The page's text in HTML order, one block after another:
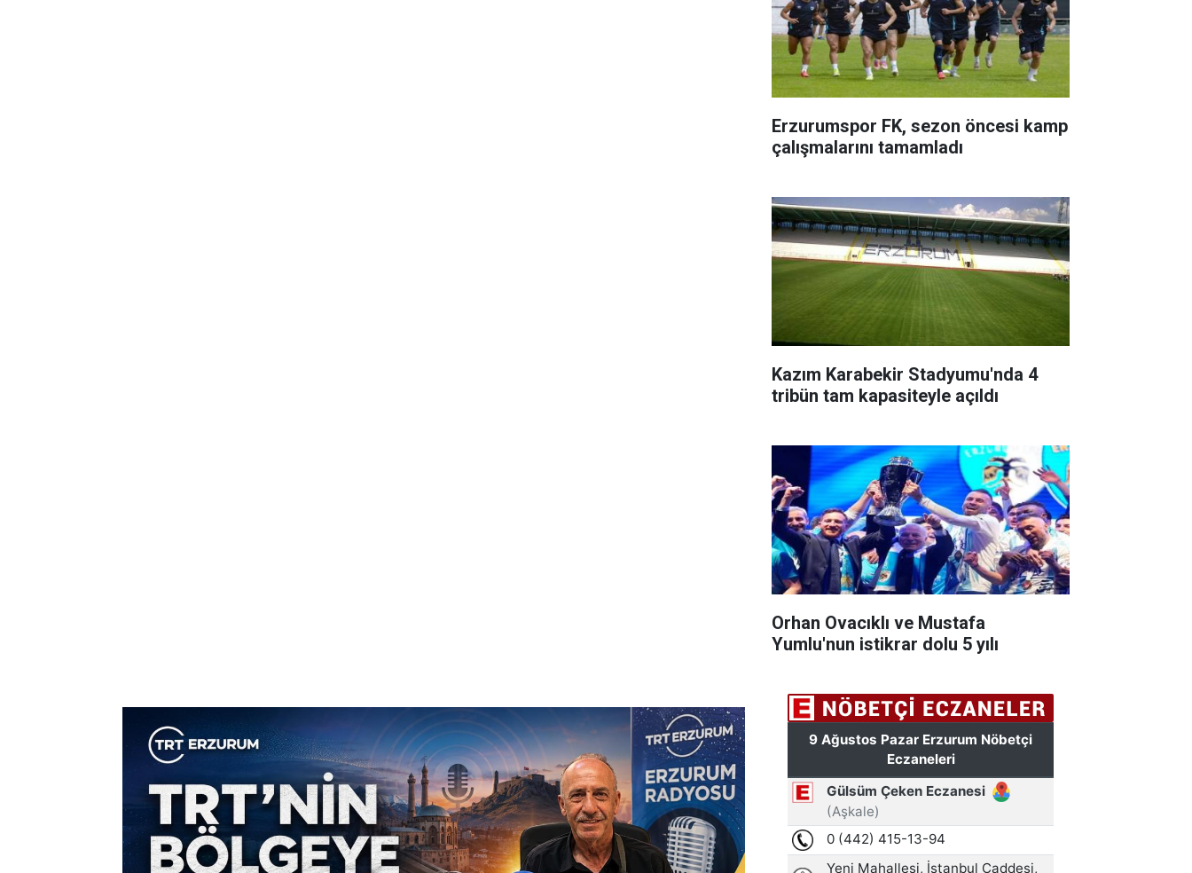
Erzurumspor FK, sezon öncesi kamp
çalışmalarını tamamladı
Kazım Karabekir Stadyumu'nda 4
tribün tam kapasiteyle açıldı
Orhan Ovacıklı ve Mustafa
Yumlu'nun istikrar dolu 5 yılı